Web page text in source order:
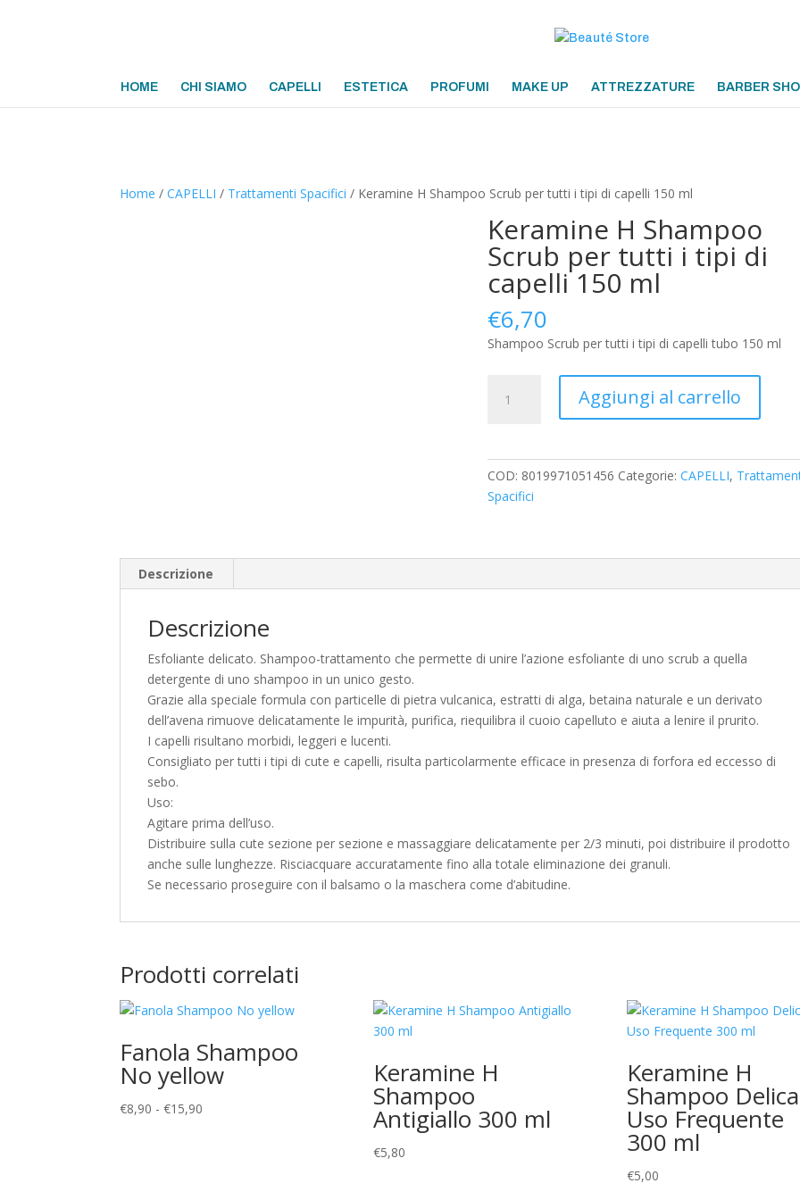
HOME CHI SIAMO CAPELLI ESTETICA PROFUMI MAKE UP ATTREZZATURE BARBER
Home /CAPELLI / Trattamenti Spacifici / Keramine H Shampoo Scrub per tutti i tipi di capelli 150 ml
Keramine H Shampoo
Scrub per tutti i tipi di
capelli 150 ml
€6,70
Shampoo Scrub per tutti i tipi di capelli tubo 150 ml
150
Aggiungi al carrello
COD: 8019971051456 Categorie:CAPELLI,
Spacifici
Descrizione
Descrizione
Esfoliante delicato. Shampoo-trattamento che permette di unire l’azione esfoliante di uno scrub a quella
detergente di uno shampoo in un unico gesto.
Grazie alla speciale formula con particelle di pietra vulcanica, estratti di alga, betaina naturale e un derivato
dell’avena rimuove delicatamente le impurità, purifica, riequilibra il cuoio capelluto e aiuta a lenire il prurito.
I capelli risultano morbidi, leggeri e lucenti.
Consigliato per tutti i tipi di cute e capelli, risulta particolarmente efficace in presenza di forfora ed eccesso di
sebo.
Uso:
Agitare prima dell’uso.
Distribuire sulla cute sezione per sezione e massaggiare delicatamente per 2/3 minuti, poi distribuire il prodotto
anche sulle lunghezze. Risciacquare accuratamente fino alla totale eliminazione dei granuli.
Se necessario proseguire con il balsamo o la maschera come d’abitudine.
Prodotti correlati
Fanola Shampoo
No yellow
€8,90 - €15,90
Keramine H
Shampoo
Antigiallo 300 ml
€5,80
Keramine H
Shampoo
Uso Frequente
300 ml
€5,00